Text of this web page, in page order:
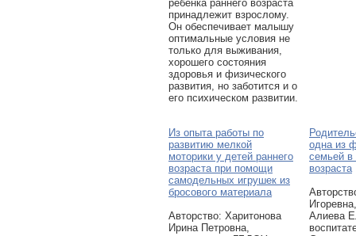
ребенка раннего возраста
принадлежит взрослому.
Он обеспечивает малышу
оптимальные условия не
только для выживания,
хорошего состояния
здоровья и физического
развития, но заботится и о
его психическом развитии.
Из опыта работы по
развитию мелкой
моторики у детей раннего
возраста при помощи
самодельных игрушек из
бросового материала
Авторcтво: Харитонова
Ирина Петровна,
одна из
семьей в
возраста
Алиева